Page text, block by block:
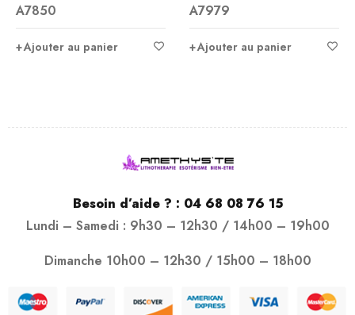
A7850
Ajouter au panier
A7979
Ajouter au panier
Besoin d’aide ? : 04 68 08 76 15
Lundi – Samedi : 9h30 – 12h30 / 14h00 – 19h00
Dimanche 10h00 – 12h30 / 15h00 – 18h00